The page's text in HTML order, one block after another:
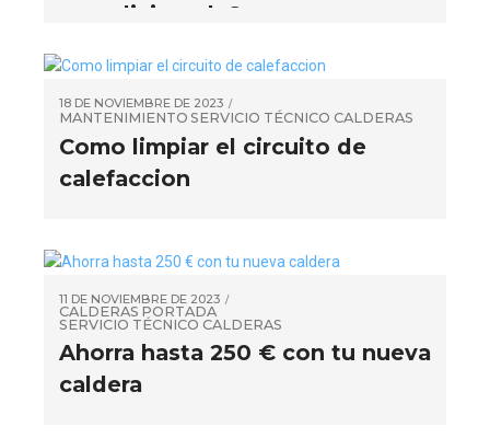
acondicionado?
18 DE NOVIEMBRE DE 2023
MANTENIMIENTO SERVICIO TÉCNICO CALDERAS
Como limpiar el circuito de
calefaccion
11 DE NOVIEMBRE DE 2023
CALDERAS PORTADA
SERVICIO TÉCNICO CALDERAS
Ahorra hasta 250 € con tu nueva
caldera